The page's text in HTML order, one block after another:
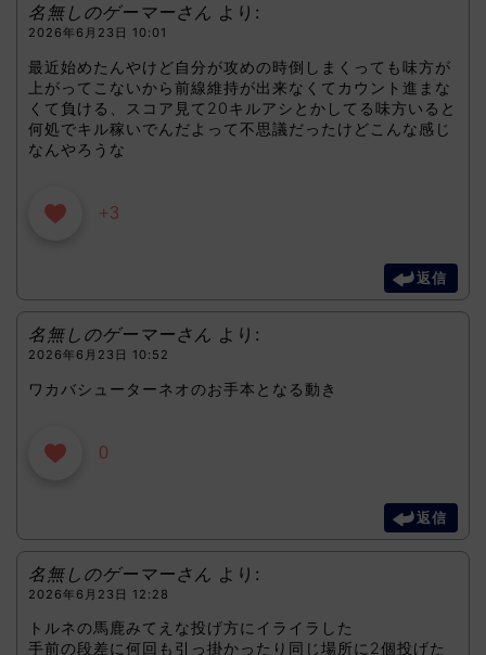
名無しのゲーマーさん より:
2026年6月23日 10:01
最近始めたんやけど自分が攻めの時倒しまくっても味方が
上がってこないから前線維持が出来なくてカウント進まな
くて負ける、スコア見て20キルアシとかしてる味方いると
何処でキル稼いでんだよって不思議だったけどこんな感じ
なんやろうな
+3
返信
名無しのゲーマーさん より:
2026年6月23日 10:52
ワカバシューターネオのお手本となる動き
0
返信
名無しのゲーマーさん より:
2026年6月23日 12:28
トルネの馬鹿みてえな投げ方にイライラした
手前の段差に何回も引っ掛かったり同じ場所に2個投げた